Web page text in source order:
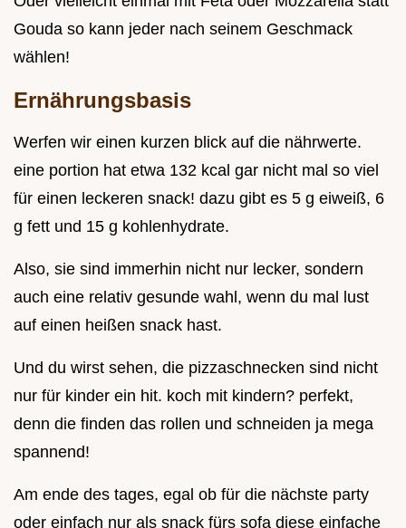
Gouda so kann jeder nach seinem Geschmack
wählen!
Ernährungsbasis
Werfen wir einen kurzen blick auf die nährwerte.
eine portion hat etwa 132 kcal gar nicht mal so viel
für einen leckeren snack! dazu gibt es 5 g eiweiß, 6
g fett und 15 g kohlenhydrate.
Also, sie sind immerhin nicht nur lecker, sondern
auch eine relativ gesunde wahl, wenn du mal lust
auf einen heißen snack hast.
Und du wirst sehen, die pizzaschnecken sind nicht
nur für kinder ein hit. koch mit kindern? perfekt,
denn die finden das rollen und schneiden ja mega
spannend!
Am ende des tages, egal ob für die nächste party
oder einfach nur als snack fürs sofa diese einfache